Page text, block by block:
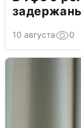
10 августа 0